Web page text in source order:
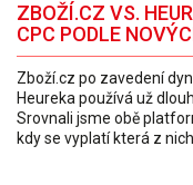
ZBOŽÍ.CZ VS.
CPC PODLE
Zboží.cz po zavedení
Heureka používá už
Srovnali jsme obě
kdy se vyplatí která z